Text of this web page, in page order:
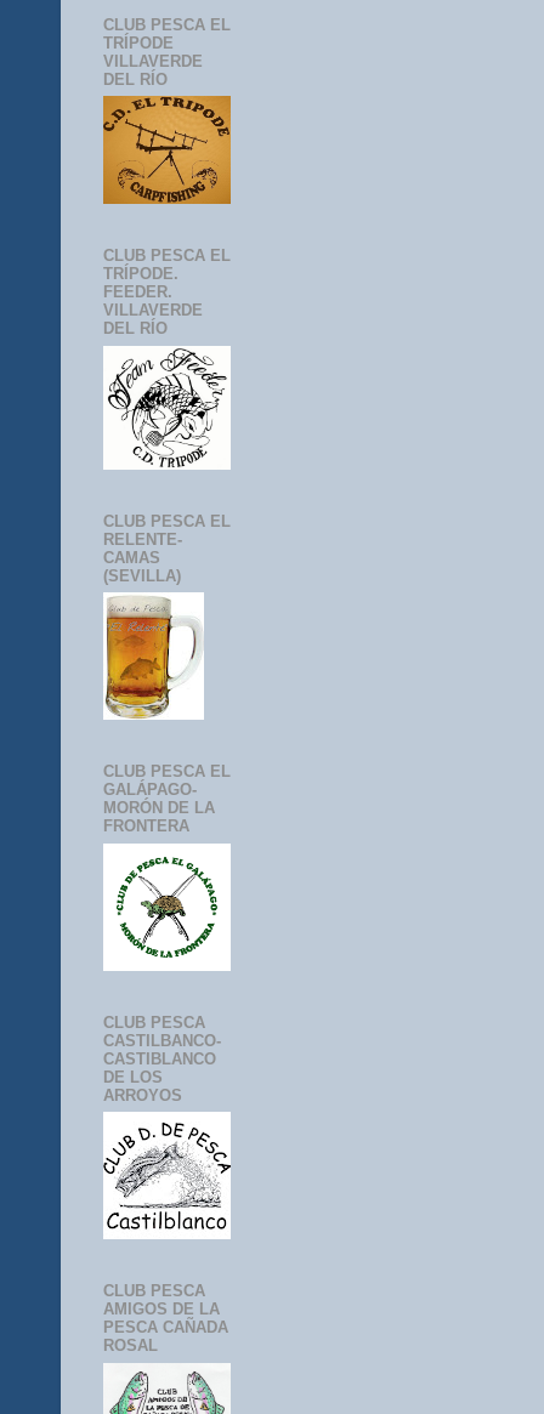
CLUB PESCA EL
TRÍPODE
VILLAVERDE
DEL RÍO
CLUB PESCA EL
TRÍPODE.
FEEDER.
VILLAVERDE
DEL RÍO
CLUB PESCA EL
RELENTE-
CAMAS
(SEVILLA)
CLUB PESCA EL
GALÁPAGO-
MORÓN DE LA
FRONTERA
CLUB PESCA
CASTILBANCO-
CASTIBLANCO
DE LOS
ARROYOS
CLUB PESCA
AMIGOS DE LA
PESCA CAÑADA
ROSAL